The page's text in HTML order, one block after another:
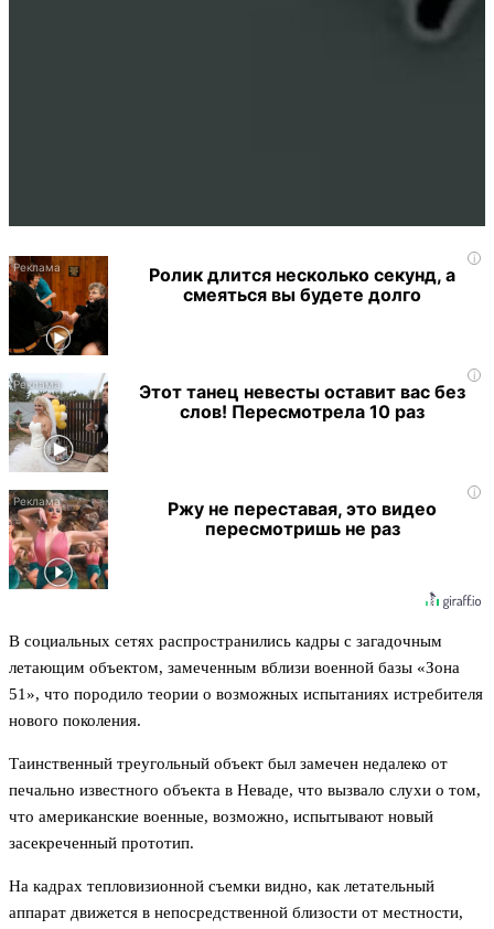
i
Ролик длится несколько секунд, а
смеяться вы будете долго
i
Этот танец невесты оставит вас без
слов! Пересмотрела 10 раз
i
Ржу не переставая, это видео
пересмотришь не раз
В социальных сетях распространились кадры с загадочным
летающим объектом, замеченным вблизи военной базы «Зона
51», что породило теории о возможных испытаниях истребителя
нового поколения.
Таинственный треугольный объект был замечен недалеко от
печально известного объекта в Неваде, что вызвало слухи о том,
что американские военные, возможно, испытывают новый
засекреченный прототип.
На кадрах тепловизионной съемки видно, как летательный
аппарат движется в непосредственной близости от местности,